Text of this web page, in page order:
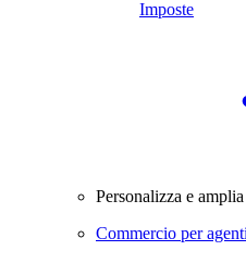
Imposte
Personalizza e
Commercio per agenti